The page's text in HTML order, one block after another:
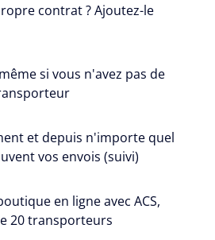
contrat ? Ajoutez-le
si vous n'avez pas de
et depuis n'importe quel
vos envois (suivi)
en ligne avec ACS,
20 transporteurs